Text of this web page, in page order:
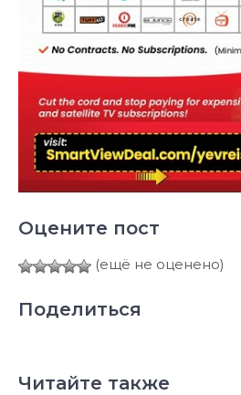
Оцените пост
(ещё не оценено)
Поделиться
Читайте также